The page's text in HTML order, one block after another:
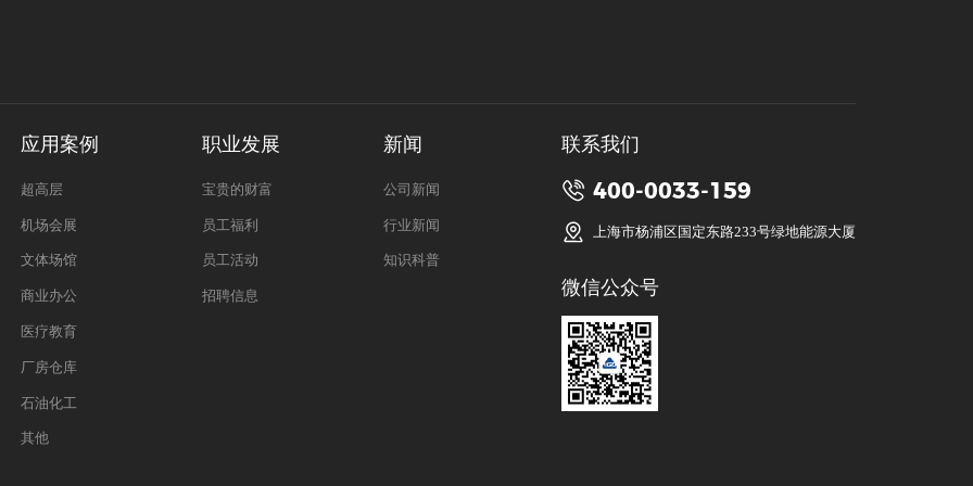
应用案例
超高层
机场会展
文体场馆
商业办公
医疗教育
厂房仓库
石油化工
其他
职业发展
宝贵的财富
员工福利
员工活动
招聘信息
新闻
公司新闻
行业新闻
知识科普
联系我们
400-0033-159
上海市杨浦区国定东路233号绿地能源大厦
微信公众号